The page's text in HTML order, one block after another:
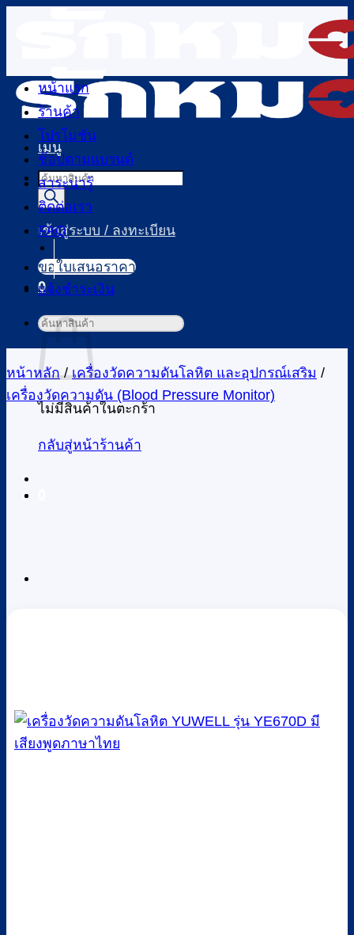
เนื้อหา
เมนู
Products
search
เข้าสู่ระบบ / ลงทะเบียน
0
ไม่มีสินค้าในตะกร้า
กลับสู่หน้าร้านค้า
หน้าแรก
ร้านค้า
โปรโมชัน
ช้อปตามแบรนด์
สาระน่ารู้
ติดต่อเรา
FAQ
ขอใบเสนอราคา
แจ้งชำระเงิน
ค้นหา:
หน้าหลัก / เครื่องวัดความดันโลหิต และอุปกรณ์เสริม /
เครื่องวัดความดัน (Blood Pressure Monitor)